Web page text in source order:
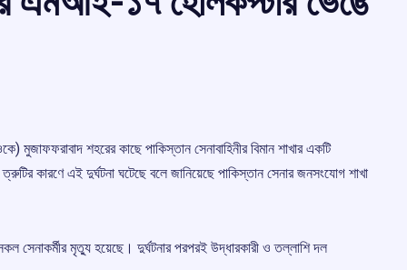
শহরের কাছে পাকিস্তান সেনাবাহিনীর বিমান শাখার একটি
কারণে এই দুর্ঘটনা ঘটেছে বলে জানিয়েছে পাকিস্তান সেনার জনসংযোগ শাখা
সেনাকর্মীর মৃত্যু হয়েছে। দুর্ঘটনার পরপরই উদ্ধারকারী ও তল্লাশি দল